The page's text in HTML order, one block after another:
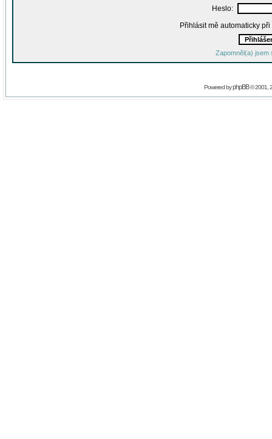
Heslo:
Přihlásit mě automaticky
Zapomněl(a) jsem
Powered byphpBB© 2001,